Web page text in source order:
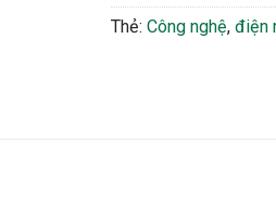
Thẻ: Công nghệ, điện